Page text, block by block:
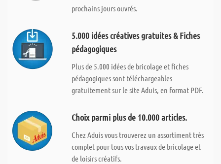
prochains jours ouvrés.
5.000 idées créatives gratuites & Fiches
pédagogiques
Plus de 5.000 idées de bricolage et fiches
pédagogiques sont téléchargeables
gratuitement sur le site Aduis, en format PDF.
Choix parmi plus de 10.000 articles.
Chez Aduis vous trouverez un assortiment très
complet pour tous vos travaux de bricolage et
de loisirs créatifs.